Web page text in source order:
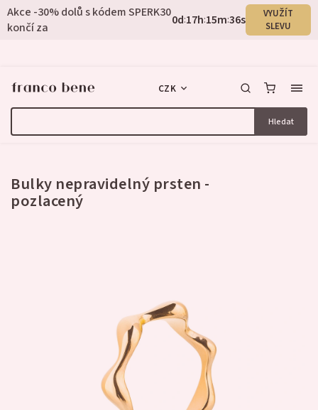
Akce -30% dolů s kódem SPERK30
končí za
0d:17h:15m:35s
VYUŽÍT
SLEVU
Hledat
CZK
3 hodnocení
Bulky nepravidelný prsten -
pozlacený